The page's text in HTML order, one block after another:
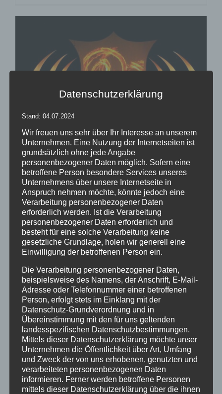
Inflatables easy Curve
Bewertet
mit5.00 von
5
Details
zur Wunschliste
Datenschutzerklärung
Stand: 04.07.2024
Wir freuen uns sehr über Ihr Interesse an unserem
Unternehmen. Eine Nutzung der Internetseiten ist
grundsätzlich ohne jede Angabe
personenbezogener Daten möglich. Sofern eine
betroffene Person besondere Services unseres
Unternehmens über unsere Internetseite in
Anspruch nehmen möchte, könnte jedoch eine
Verarbeitung personenbezogener Daten
erforderlich werden. Ist die Verarbeitung
personenbezogener Daten erforderlich und
besteht für eine solche Verarbeitung keine
gesetzliche Grundlage, holen wir generell eine
Einwilligung der betroffenen Person ein.
Die Verarbeitung personenbezogener Daten,
beispielsweise des Namens, der Anschrift, E-Mail-
Adresse oder Telefonnummer einer betroffenen
Person, erfolgt stets im Einklang mit der
Datenschutz-Grundverordnung und in
Übereinstimmung mit den für uns geltenden
landesspezifischen Datenschutzbestimmungen.
Mittels dieser Datenschutzerklärung möchte unser
Unternehmen die Öffentlichkeit über Art, Umfang
und Zweck der von uns erhobenen, genutzten und
verarbeiteten personenbezogenen Daten
informieren. Ferner werden betroffene Personen
mittels dieser Datenschutzerklärung über die ihnen